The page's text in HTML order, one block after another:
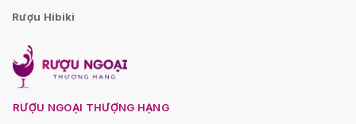
Rượu Hibiki
RƯỢU NGOẠI THƯỢNG HẠNG